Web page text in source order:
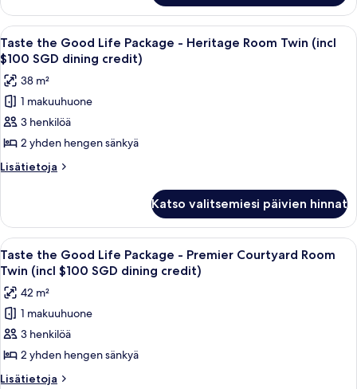
Twin
Avaa
kaikki
huonetyypin
Taste
the
Good
Life
Package
Room
Twin
(incl
$100
SGD
dining
credit)
kuvat
Hotellihuone, jossa on kaksi
9
Taste the Good Life Package - Heritage Room Twin (incl
$100 SGD dining credit)
38 m²
1 makuuhuone
3 henkilöä
2 yhden hengen sänkyä
Lisätietoja
Lisätietoja
Good
Life
Package
-
Heritage
Room
Twin
(incl
$100
SGD
credit)
Katso valitsemiesi päivien hinnat
Avaa
kaikki
huonetyypin
Taste
the
Good
Life
Package
Hotellihuone, jossa on kaksi
7
Taste the Good Life Package - Premier Courtyard Room
Twin (incl $100 SGD dining credit)
42 m²
1 makuuhuone
3 henkilöä
2 yhden hengen sänkyä
Lisätietoja
Lisätietoja